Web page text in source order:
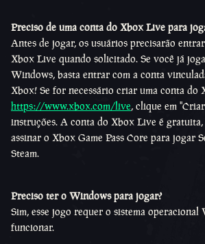
Preciso de uma conta do Xbox Live para
Antes de jogar, os usuários precisarão
Xbox Live quando solicitado. Se você já
Windows, basta entrar com a conta
Xbox! Se for necessário criar uma conta do
https://www.xbox.com/live, clique em
instruções. A conta do Xbox Live é
assinar o Xbox Game Pass Core para jogar
Steam.
Preciso ter o Windows para jogar?
Sim, esse jogo requer o sistema operacional
funcionar.